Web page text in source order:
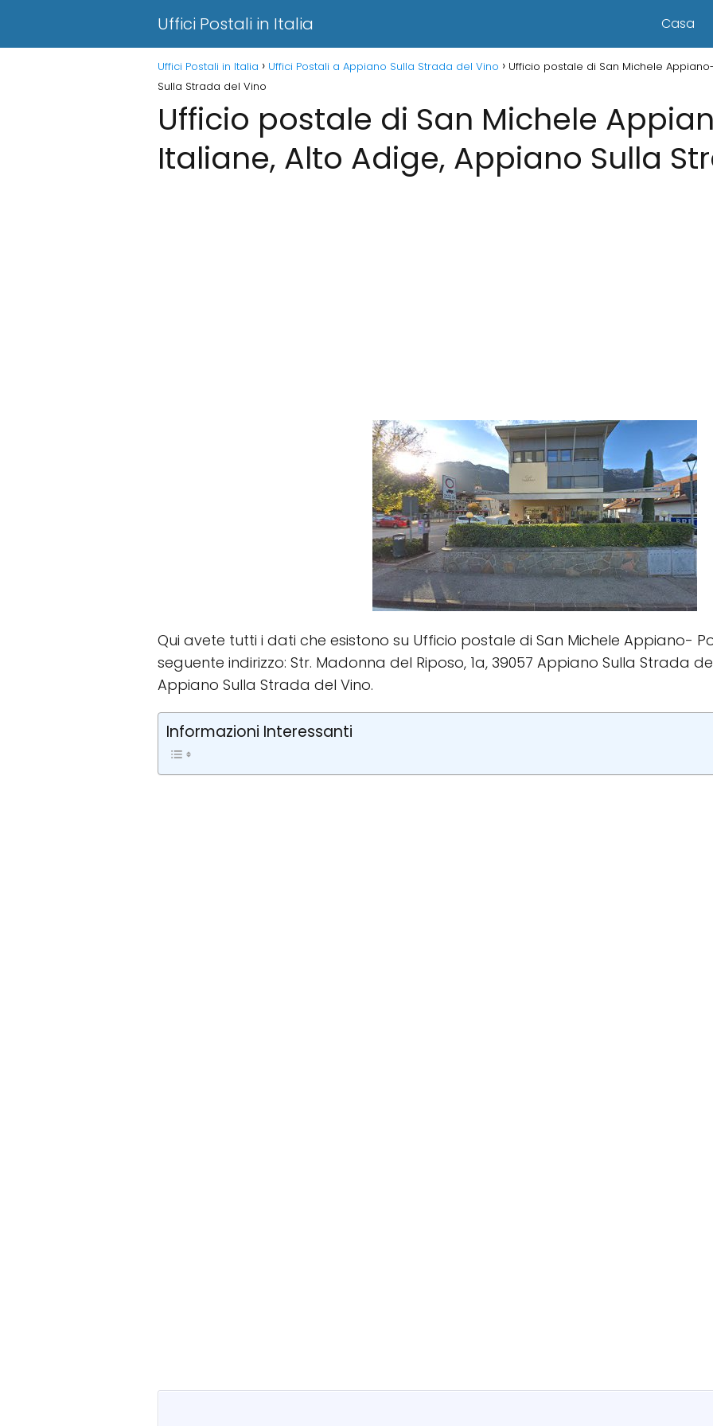
Uffici Postali in Italia Casa
Uffici Postali in Italia Uffici Postali a Appiano Sulla Strada del Vino
Ufficio postale di San Michele
Sulla Strada del Vino
Ufficio postale di San Michele
Italiane, Alto Adige, Appiano Sulla
Qui avete tutti i dati che esistono su Ufficio postale di San Michele Appiano-
seguente indirizzo: Str. Madonna del Riposo, 1a, 39057 Appiano Sulla Strada
Appiano Sulla Strada del Vino.
Informazioni Interessanti